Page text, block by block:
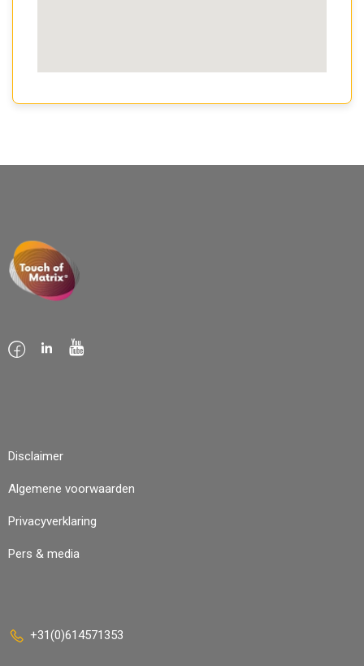
Disclaimer
Algemene voorwaarden
Privacyverklaring
Pers & media
+31(0)614571353